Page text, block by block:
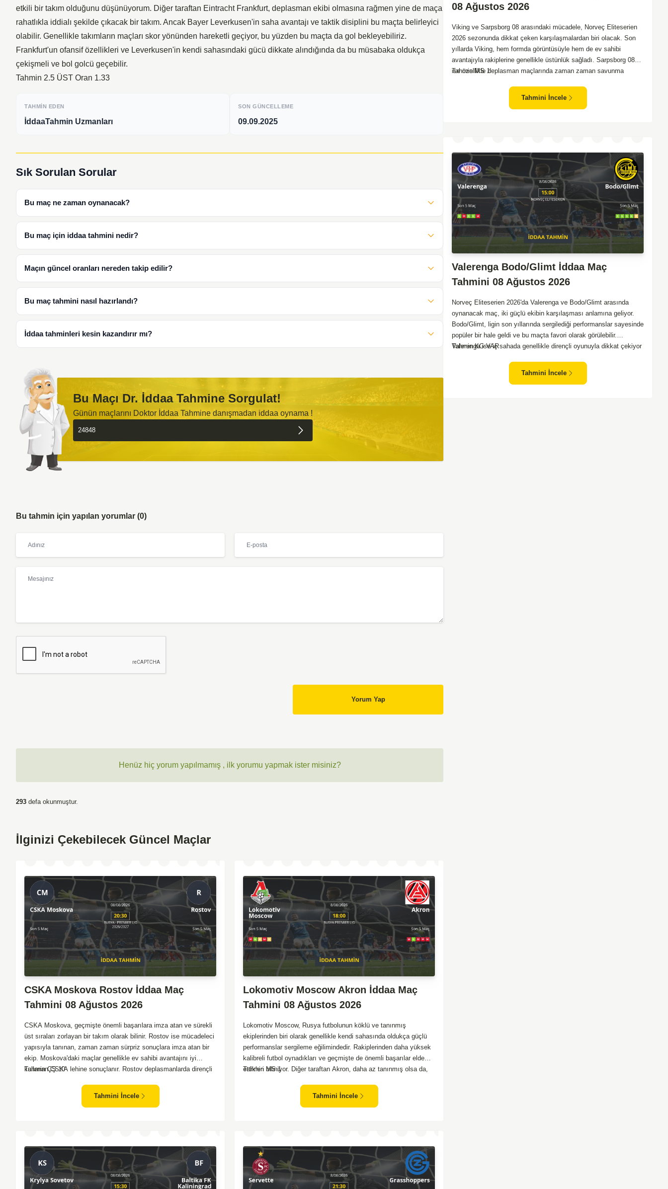
to
increase
volume.
etkili bir takım olduğunu düşünüyorum. Diğer taraftan Eintracht Frankfurt, deplasman ekibi olmasına rağmen yine de maça
rahatlıkla iddialı şekilde çıkacak bir takım. Ancak Bayer Leverkusen'in saha avantajı ve taktik disiplini bu maçta belirleyici
olabilir. Genellikle takımların maçları skor yönünden hareketli geçiyor, bu yüzden bu maçta da gol bekleyebiliriz.
Frankfurt'un ofansif özellikleri ve Leverkusen'in kendi sahasındaki gücü dikkate alındığında da bu müsabaka oldukça
çekişmeli ve bol golcü geçebilir.
Tahmin 2.5 ÜST Oran 1.33
TAHMIN EDEN
İddaaTahmin Uzmanları
SON GÜNCELLEME
09.09.2025
Sık Sorulan Sorular
Bu maç ne zaman oynanacak?
Bu maç için iddaa tahmini nedir?
Maçın güncel oranları nereden takip edilir?
Bu maç tahmini nasıl hazırlandı?
İddaa tahminleri kesin kazandırır mı?
Bu Maçı Dr. İddaa Tahmine Sorgulat!
Günün maçlarını Doktor İddaa Tahmine danışmadan iddaa oynama !
Bu tahmin için yapılan yorumlar (0)
Yorum Yap
Henüz hiç yorum yapılmamış , ilk yorumu yapmak ister misiniz?
293 defa okunmuştur.
İlginizi Çekebilecek Güncel Maçlar
CSKA Moskova Rostov İddaa Maç
Tahmini 08 Ağustos 2026
CSKA Moskova, geçmişte önemli başarılara imza atan ve sürekli
üst sıraları zorlayan bir takım olarak bilinir. Rostov ise mücadeleci
yapısıyla tanınan, zaman zaman sürpriz sonuçlara imza atan bir
ekip. Moskova'daki maçlar genellikle ev sahibi avantajını iyi
kullanan CSKA lehine sonuçlanır. Rostov deplasmanlarda dirençli
CSKA'nın az farkla da olsa üstün olduğunu göstermektedir.
Tahmin ÇŞ 10
Tahmini İncele
Lokomotiv Moscow Akron İddaa Maç
Tahmini 08 Ağustos 2026
Lokomotiv Moscow, Rusya futbolunun köklü ve tanınmış
ekiplerinden biri olarak genellikle kendi sahasında oldukça güçlü
performanslar sergileme eğilimindedir. Rakiplerinden daha yüksek
kalibreli futbol oynadıkları ve geçmişte de önemli başarılar elde
ettikleri biliniyor. Diğer taraftan Akron, daha az tanınmış olsa da,
dikkat çekmektedir. Ancak genellikle Lokomotiv gibi köklü ve
Lokomotiv’in galibiyetle ayrılması daha yüksek ihtimal
taşımaktadır.
Tahmin MS 1
Tahmini İncele
08 Ağustos 2026
Viking ve Sarpsborg 08 arasındaki mücadele, Norveç Eliteserien
2026 sezonunda dikkat çeken karşılaşmalardan biri olacak. Son
yıllarda Viking, hem formda görüntüsüyle hem de ev sahibi
avantajıyla rakiplerine genellikle üstünlük sağladı. Sarpsborg 08
ise özellikle deplasman maçlarında zaman zaman savunma
sahasında kontrollü oynaması, onları favori yapıyor. Sarpsborg'un
Tahmin MS 1
Tahmini İncele
Valerenga Bodo/Glimt İddaa Maç
Tahmini 08 Ağustos 2026
Norveç Eliteserien 2026'da Valerenga ve Bodo/Glimt arasında
oynanacak maç, iki güçlü ekibin karşılaşması anlamına geliyor.
Bodo/Glimt, ligin son yıllarında sergilediği performanslar sayesinde
popüler bir hale geldi ve bu maçta favori olarak görülebilir.
Valerenga ise iç sahada genellikle dirençli oyunuyla dikkat çekiyor
maçlar genellikle çekişmeli geçiyor ve bol gollü karşılaşmalara
Tahmin KG VAR
Tahmini İncele